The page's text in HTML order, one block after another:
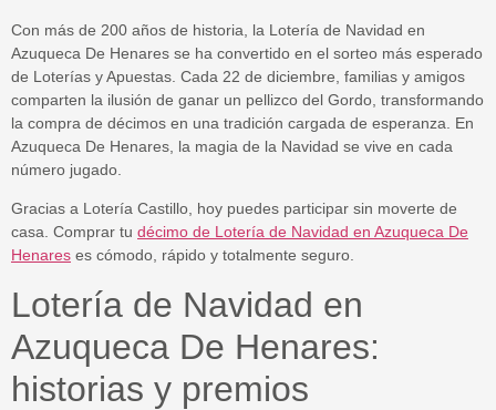
Con más de 200 años de historia, la Lotería de Navidad en
Azuqueca De Henares se ha convertido en el sorteo más esperado
de Loterías y Apuestas . Cada 22 de diciembre, familias y amigos
comparten la ilusión de ganar un pellizco del Gordo, transformando
la compra de décimos en una tradición cargada de esperanza. En
Azuqueca De Henares , la magia de la Navidad se vive en cada
número jugado.
Gracias a Lotería Castillo, hoy puedes participar sin moverte de
casa. Comprar tu décimo de Lotería de Navidad en Azuqueca De
Henares es cómodo, rápido y totalmente seguro.
Lotería de Navidad en
Azuqueca De Henares:
historias y premios